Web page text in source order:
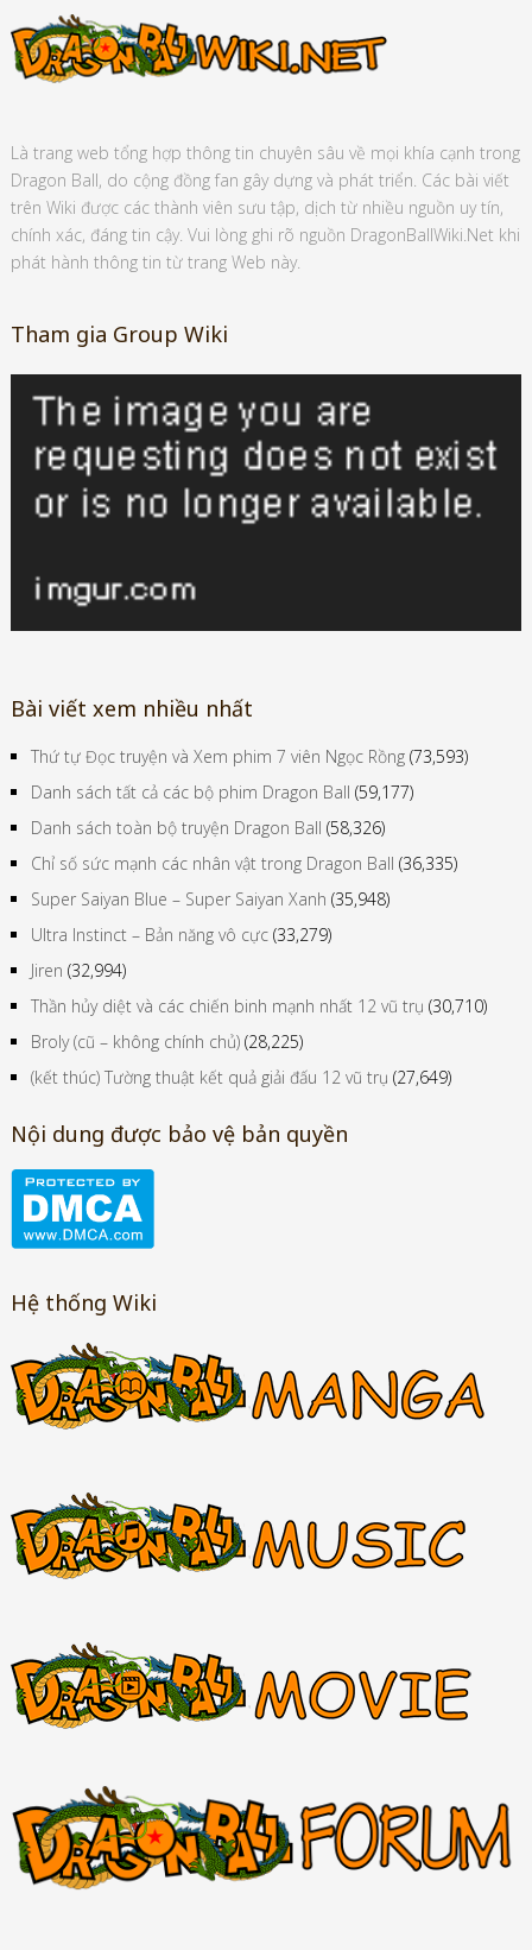
Là trang web tổng hợp thông tin chuyên sâu về mọi khía cạnh trong
Dragon Ball, do cộng đồng fan gây dựng và phát triển. Các bài viết
trên Wiki được các thành viên sưu tập, dịch từ nhiều nguồn uy tín,
chính xác, đáng tin cậy. Vui lòng ghi rõ nguồn DragonBallWiki.Net khi
phát hành thông tin từ trang Web này.
Tham gia Group Wiki
Bài viết xem nhiều nhất
Thứ tự Đọc truyện và Xem phim 7 viên Ngọc Rồng (73,593)
Danh sách tất cả các bộ phim Dragon Ball (59,177)
Danh sách toàn bộ truyện Dragon Ball (58,326)
Chỉ số sức mạnh các nhân vật trong Dragon Ball (36,335)
Super Saiyan Blue – Super Saiyan Xanh (35,948)
Ultra Instinct – Bản năng vô cực (33,279)
Jiren (32,994)
Thần hủy diệt và các chiến binh mạnh nhất 12 vũ trụ (30,710)
Broly (cũ – không chính chủ) (28,225)
(kết thúc) Tường thuật kết quả giải đấu 12 vũ trụ (27,649)
Nội dung được bảo vệ bản quyền
Hệ thống Wiki